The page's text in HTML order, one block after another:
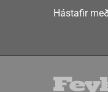
Hástafir